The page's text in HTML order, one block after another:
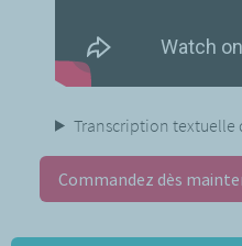
Transcription textuelle
Commandez dès